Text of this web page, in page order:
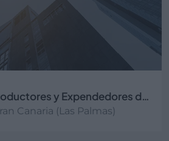
Panificadora de Productores y Expendedores de Las Palmas
Canaria (Las Palmas)